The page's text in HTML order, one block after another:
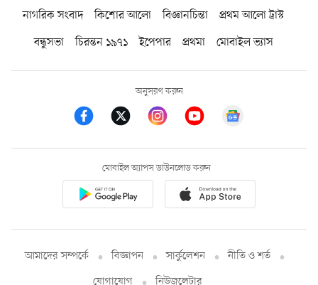
নাগরিক সংবাদ কিশোর আলো বিজ্ঞানচিন্তা
প্রথম আলো ট্রাস্ট
বন্ধুসভা
চিরন্তন ১৯৭১ ইপেপার প্রথমা মোবাইল ভ্যাস
অনুসরণ করুন
মোবাইল অ্যাপস ডাউনলোড করুন
আমাদের সম্পর্কে বিজ্ঞাপন সার্কুলেশন
নীতি ও শর্ত
যোগাযোগ
নিউজলেটার